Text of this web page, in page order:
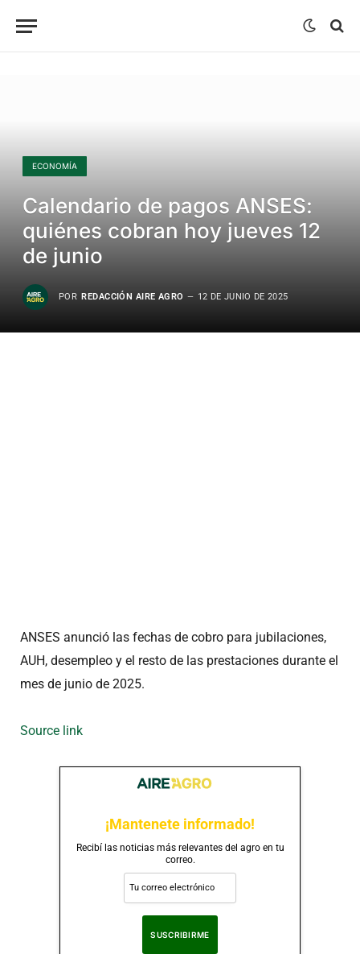
ECONOMÍA
Calendario de pagos ANSES:
quiénes cobran hoy jueves 12
de junio
POR REDACCIÓN AIRE AGRO 12 DE JUNIO DE 2025
ANSES anunció las fechas de cobro para jubilaciones,
AUH, desempleo y el resto de las prestaciones durante el
mes de junio de 2025.
Source link
¡Mantenete informado!
Recibí las noticias más relevantes del agro en tu
correo.